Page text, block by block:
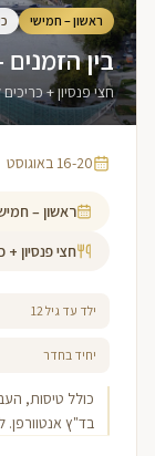
ראשון – חמישי
בין הזמנים -
חצי פנסיון +
16-20 באוגוסט
ראשון –
חצי פנסיון +
ילד עד גיל 12
יחיד בחדר
כולל טיסות,
בד"ץ אנטוורפן.